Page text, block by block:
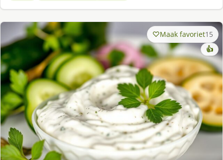
Maak favoriet15
👍